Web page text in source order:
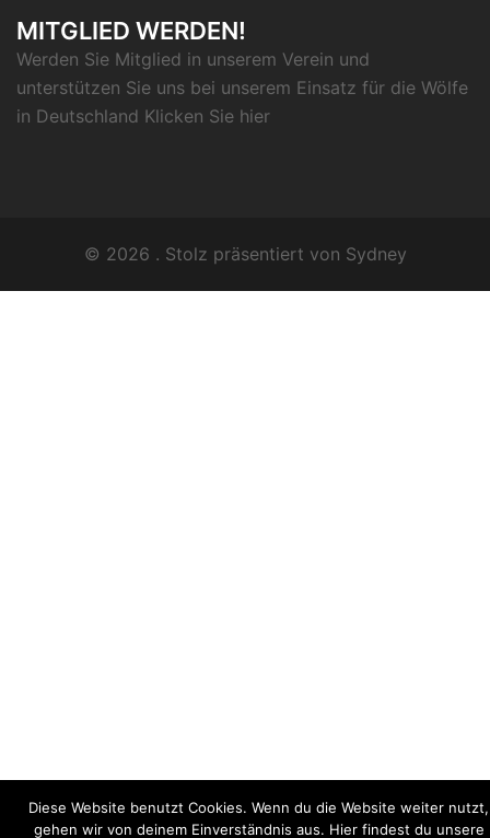
MITGLIED WERDEN!
Werden Sie Mitglied in unserem Verein und
unterstützen Sie uns bei unserem Einsatz für die Wölfe
in Deutschland Klicken Sie hier
© 2026 . Stolz präsentiert von Sydney
Diese Website benutzt Cookies. Wenn du die Website weiter nutzt,
gehen wir von deinem Einverständnis aus. Hier findest du unsere